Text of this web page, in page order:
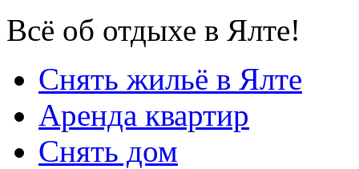
Всё об отдыхе в Ялте!
Снять жильё в Ялте
Аренда квартир
Снять дом